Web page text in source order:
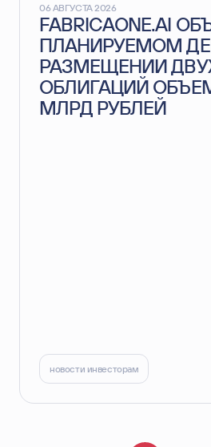
06 АВГУСТА 2026
FABRICAONE.AI
ПЛАНИРУЕМОМ
РАЗМЕЩЕНИИ
ОБЛИГАЦИЙ
МЛРД РУБЛЕЙ
новости инвесторам